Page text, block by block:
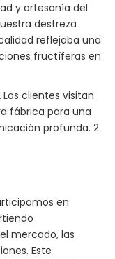
y artesanía del
destreza
reflejaba una
fructíferas en
en
mercado, las
Este